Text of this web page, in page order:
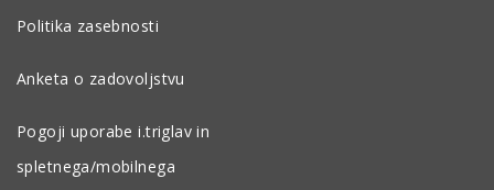
Politika zasebnosti
Anketa o zadovoljstvu
Pogoji uporabe i.triglav in
spletnega/mobilnega